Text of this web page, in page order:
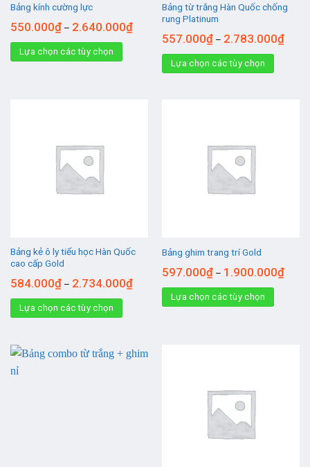
Bảng kính cường lực
550.000₫– 2.640.000₫
Lựa chọn các tùy chọn
Bảng từ trắng Hàn Quốc chống
rung Platinum
557.000₫– 2.783.000₫
Lựa chọn các tùy chọn
Bảng kẻ ô ly tiểu học Hàn Quốc
cao cấp Gold
584.000₫– 2.734.000₫
Lựa chọn các tùy chọn
Bảng ghim trang trí Gold
597.000₫– 1.900.000₫
Lựa chọn các tùy chọn